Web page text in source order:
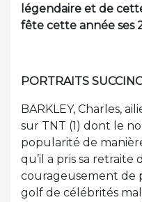
légendaire et de
fête cette année ses
PORTRAITS
BARKLEY, Charles,
sur TNT (1) dont le
popularité de
qu’il a pris sa retraite
courageusement de
golf de célébrités